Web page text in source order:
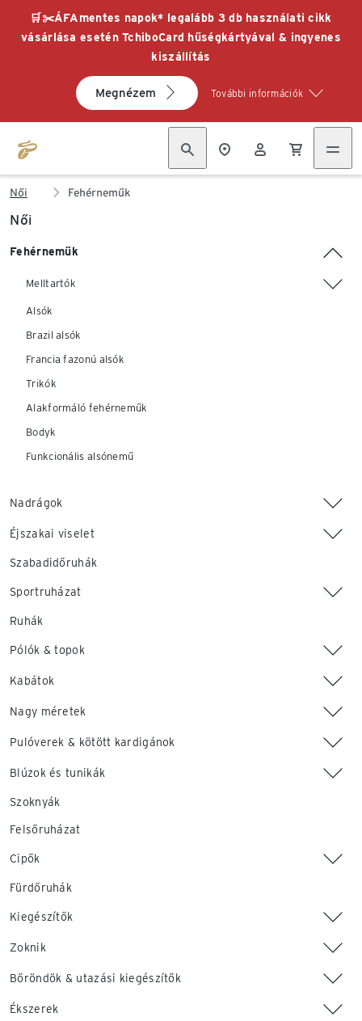
🛒✂️ÁFAmentes napok* legalább 3 db használati cikk
vásárlása esetén TchiboCard hűségkártyával & ingyenes
kiszállítás
Megnézem További információk
Női Fehérneműk
Női
Fehérneműk
Melltartók
Alsók
Brazil alsók
Francia fazonú alsók
Trikók
Alakformáló fehérneműk
Bodyk
Funkcionális alsónemű
Nadrágok
Éjszakai viselet
Szabadidőruhák
Sportruházat
Ruhák
Pólók & topok
Kabátok
Nagy méretek
Pulóverek & kötött kardigánok
Blúzok és tunikák
Szoknyák
Felsőruházat
Cipők
Fürdőruhák
Kiegészítők
Zoknik
Bőröndök & utazási kiegészítők
Ékszerek